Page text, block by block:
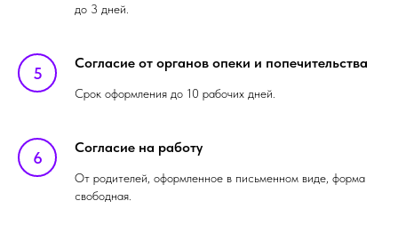
до 3 дней.
Согласие от органов опеки и попечительства
Срок оформления до 10 рабочих дней.
Согласие на работу
От родителей, оформленное в письменном виде, форма
свободная.